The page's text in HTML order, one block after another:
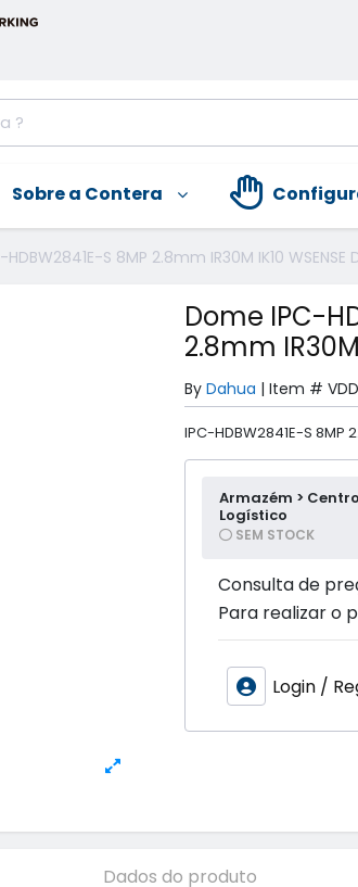
Sobre a Contera
S 8MP 2.8mm IR30M IK10 WSENSE
Dome IPC-
2.8mm IR30M
By Dahua | Item #
IPC-HDBW2841E-S 8MP
Armazém > Centro
Logístico
SEM STOCK
Consulta de
Para realizar o
Login /
Dados do produto